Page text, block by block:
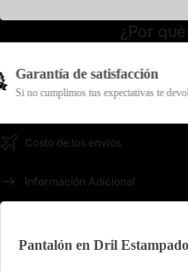
¿Por
satisfacción
tus expectativas te devolvemos el dinero
Costo de los envíos
Información Adicional
Pantalón en Dril